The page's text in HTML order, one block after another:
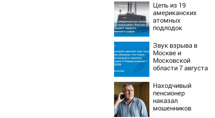
Цепь из 19
американских
атомных
подлодок
Россию и Китай:
это инструмент
первого
массированного
удара
Звук взрыва в
Москве и
Московской
области 7 августа
Причины,
источник, откуда
был громкий
хлопок
Находчивый
пенсионер
наказал
мошенников